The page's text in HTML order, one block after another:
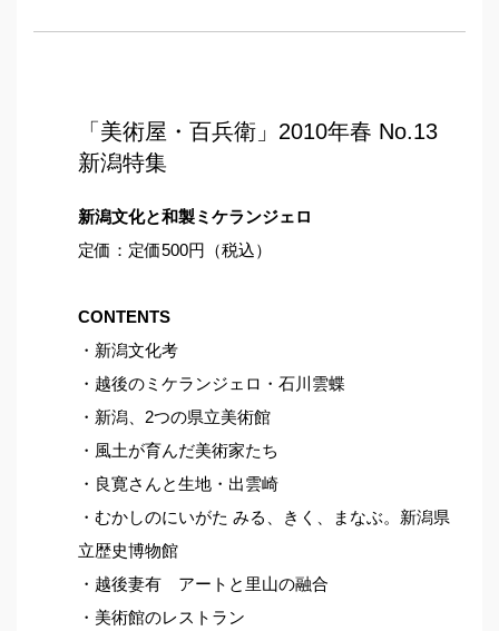
「美術屋・百兵衛」2010年春 No.13
新潟特集
新潟文化と和製ミケランジェロ
定価：定価500円（税込）
CONTENTS
・新潟文化考
・越後のミケランジェロ・石川雲蝶
・新潟、2つの県立美術館
・風土が育んだ美術家たち
・良寛さんと生地・出雲崎
・むかしのにいがた みる、きく、まなぶ。新潟県
立歴史博物館
・越後妻有 アートと里山の融合
・美術館のレストラン